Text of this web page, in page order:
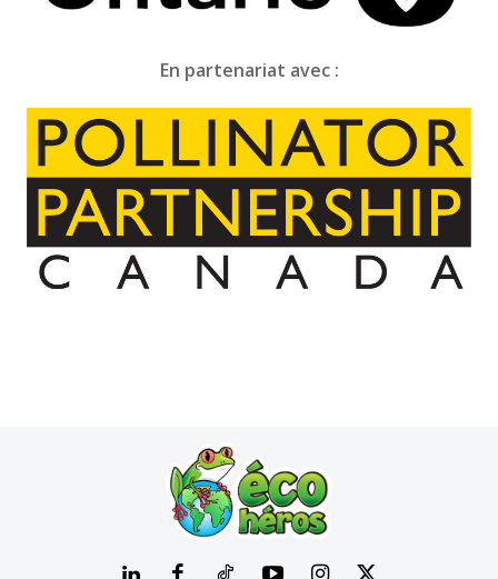
En partenariat avec :